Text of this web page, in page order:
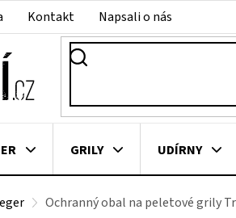
Kontakt Napsali o nás
GRILY UDÍRNY
ZRÁNÍ MASA VENKOVNÍ
Ochranný obal na peletové grily